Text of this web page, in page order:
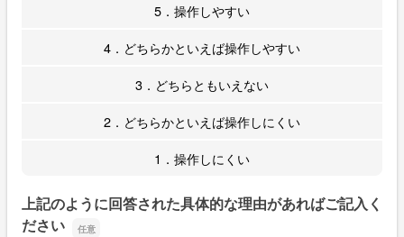
5．操作しやすい
4．どちらかといえば操作しやすい
3．どちらともいえない
2．どちらかといえば操作しにくい
1．操作しにくい
上記のように回答された具体的な理由があればご記入く
ださい